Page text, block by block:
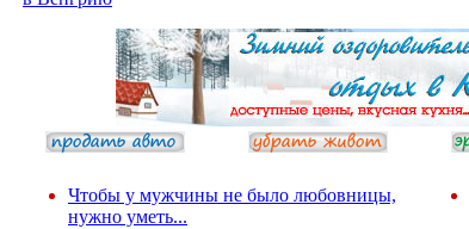
Чтобы у мужчины не было любовницы,
нужно уметь...